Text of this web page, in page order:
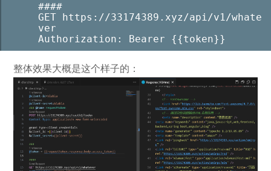
####
GET https://33174389.xyz/api/v1/whate
ver
Authorization: Bearer {{token}}
整体效果大概是这个样子的：